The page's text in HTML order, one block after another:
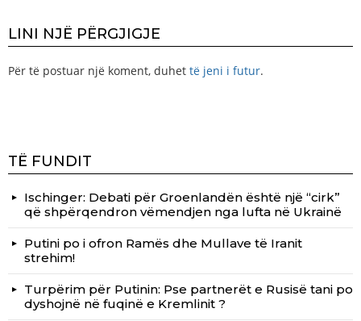
LINI NJË PËRGJIGJE
Për të postuar një koment, duhet të jeni i futur.
TË FUNDIT
Ischinger: Debati për Groenlandën është një “cirk”
që shpërqendron vëmendjen nga lufta në Ukrainë
Putini po i ofron Ramës dhe Mullave të Iranit
strehim!
Turpërim për Putinin: Pse partnerët e Rusisë tani po
dyshojnë në fuqinë e Kremlinit ?